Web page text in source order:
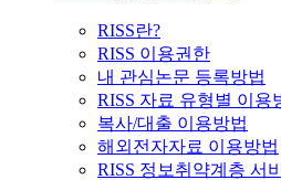
RISS란?
RISS 이용권한
내 관심논문 등록방법
RISS 자료 유형별 이용
복사/대출 이용방법
해외전자자료 이용방법
RISS 정보취약계층 서